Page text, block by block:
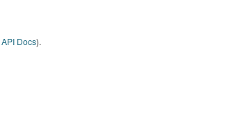
API Docs).